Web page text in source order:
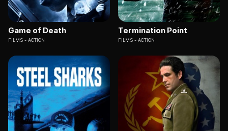
Game of Death
FILMS ACTION
Termination Point
FILMS ACTION